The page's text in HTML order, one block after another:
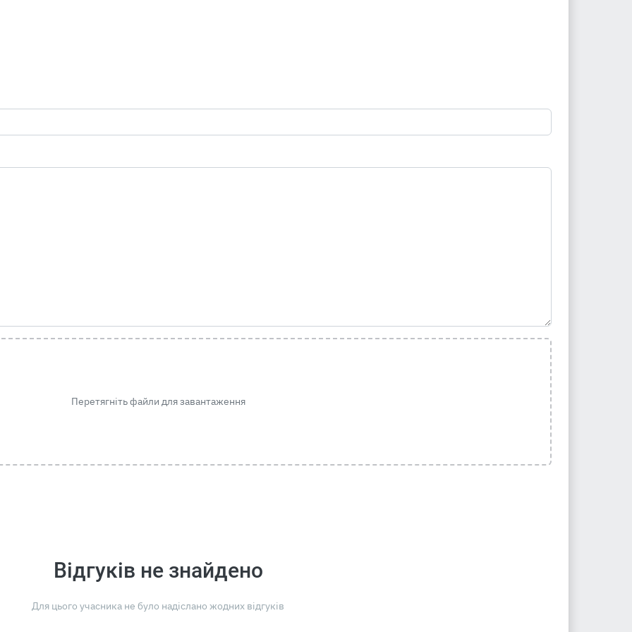
Перетягніть файли для завантаження
Відгуків не знайдено
Для цього учасника не було надіслано жодних відгуків